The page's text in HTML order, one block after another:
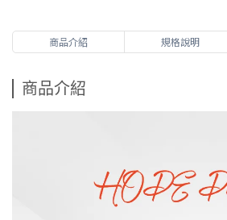
商品介紹 規格說明
商品介紹